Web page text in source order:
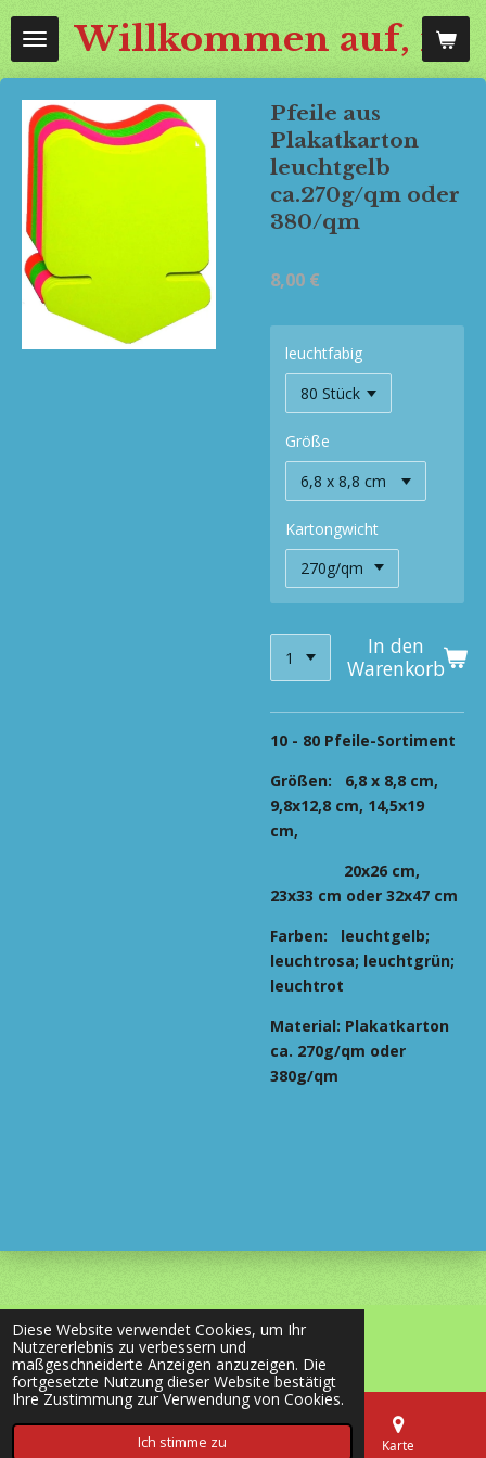
Diese Website verwendet Cookies, um Ihr
Nutzererlebnis zu verbessern und
maßgeschneiderte Anzeigen anzuzeigen. Die
fortgesetzte Nutzung dieser Website bestätigt
Ihre Zustimmung zur Verwendung von Cookies.
Ich stimme zu
Zum
HauptinhaltWillkommen auf,
Pfeile aus
Plakatkarton
leuchtgelb
ca.270g/qm oder
380/qm
8,00 €
leuchtfabig
Größe
Kartongwicht
In den
Warenkorb
10 - 80 Pfeile-Sortiment
Größen: 6,8 x 8,8 cm,
9,8x12,8 cm, 14,5x19
cm,
20x26 cm,
23x33 cm oder 32x47 cm
Farben: leuchtgelb;
leuchtrosa; leuchtgrün;
leuchtrot
Material: Plakatkarton
ca. 270g/qm oder
380g/qm
© 2020 - 2026 most-wanted-shop24.de
Mit Unterstützung von Webador
Telefon Karte